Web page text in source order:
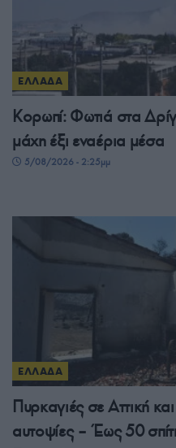
ΕΛΛΑΔΑ
Κορωπί: Φωτιά στα
μάχη έξι εναέρια μέσα
5/08/2026 - 2:25μμ
ΕΛΛΑΔΑ
Πυρκαγιές σε Αττική
αυτοψίες – Έως 50